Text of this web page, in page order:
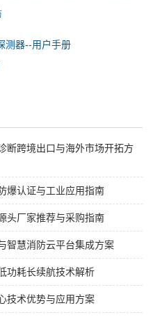
测器--用户手册
断跨境出口与海外市场开拓方
爆认证与工业应用指南
头厂家推荐与采购指南
智慧消防云平台集成方案
功耗长续航技术解析
技术优势与应用方案